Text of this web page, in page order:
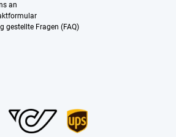
an
gestellte Fragen (FAQ)